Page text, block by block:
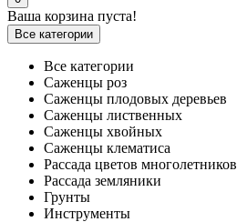
Ваша корзина пуста!
Все категории
Все категории
Саженцы роз
Саженцы плодовых деревьев
Саженцы лиственных
Саженцы хвойных
Саженцы клематиса
Рассада цветов многолетников
Рассада земляники
Грунты
Инструменты